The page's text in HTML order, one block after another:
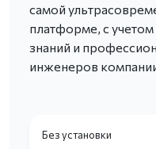
самой
платформе, с
знаний и
инженеров
Без установки